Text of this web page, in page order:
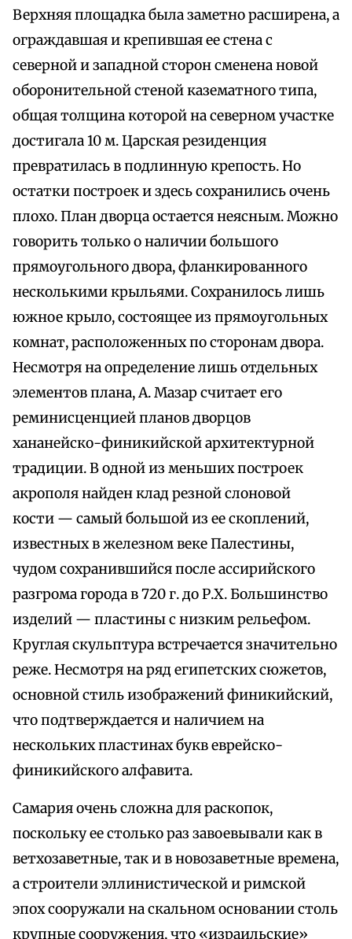
Верхняя площадка была заметно расширена, а
ограждавшая и крепившая ее стена с
северной и западной сторон сменена новой
оборонительной стеной казематного типа,
общая толщина которой на северном участке
достигала 10 м. Царская резиденция
превратилась в подлинную крепость. Но
остатки построек и здесь сохранились очень
плохо. План дворца остается неясным. Можно
говорить только о наличии большого
прямоугольного двора, фланкированного
несколькими крыльями. Сохранилось лишь
южное крыло, состоящее из прямоугольных
комнат, расположенных по сторонам двора.
Несмотря на определение лишь отдельных
элементов плана, А. Мазар считает его
реминисценцией планов дворцов
хананейско-финикийской архитектурной
традиции. В одной из меньших построек
акрополя найден клад резной слоновой
кости — самый большой из ее скоплений,
известных в железном веке Палестины,
чудом сохранившийся после ассирийского
разгрома города в 720 г. до Р.Х. Большинство
изделий — пластины с низким рельефом.
Круглая скульптура встречается значительно
реже. Несмотря на ряд египетских сюжетов,
основной стиль изображений финикийский,
что подтверждается и наличием на
нескольких пластинах букв еврейско-
финикийского алфавита.
Самария очень сложна для раскопок,
поскольку ее столько раз завоевывали как в
ветхозаветные, так и в новозаветные времена,
а строители эллинистической и римской
эпох сооружали на скальном основании столь
крупные сооружения, что «израильские»